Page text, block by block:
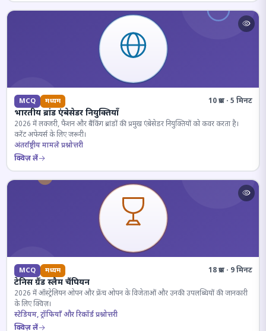
MCQ मध्यम 10 प्रश्न · 5 मिनट
भारतीय ब्रांड एंबेसेडर नियुक्तियाँ
2026 में लक्जरी, फैशन और बैंकिंग ब्रांडों की प्रमुख एंबेसेडर नियुक्तियों को कवर करता है।
करेंट अफेयर्स के लिए जरूरी।
अंतर्राष्ट्रीय मामले प्रश्नोत्तरी
क्विज़ लें
MCQ मध्यम 18 प्रश्न · 9 मिनट
टेनिस ग्रैंड स्लैम चैंपियन
2026 में ऑस्ट्रेलियन ओपन और फ्रेंच ओपन के विजेताओं और उनकी उपलब्धियों की जानकारी
के लिए क्विज़।
स्टेडियम, ट्रॉफियाँ और रिकॉर्ड प्रश्नोत्तरी
क्विज़ लें